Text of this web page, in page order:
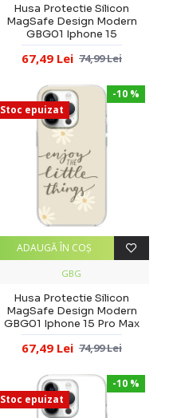
Husa Protectie Silicon
MagSafe Design Modern
GBG01 Iphone 15
67,49 Lei 74,99 Lei
-10 %
Stoc epuizat
GBG
Husa Protectie Silicon
MagSafe Design Modern
GBG01 Iphone 15 Pro Max
67,49 Lei 74,99 Lei
ADAUGĂ ÎN COŞ
-10 %
Stoc epuizat